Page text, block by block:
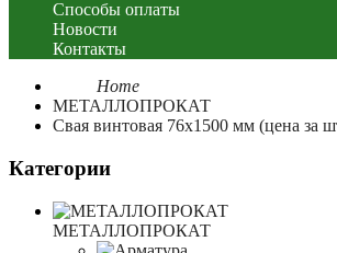
Способы оплаты
Новости
Контакты
Home
МЕТАЛЛОПРОКАТ
Свая винтовая 76x1500 мм (цена за
Категории
МЕТАЛЛОПРОКАТ